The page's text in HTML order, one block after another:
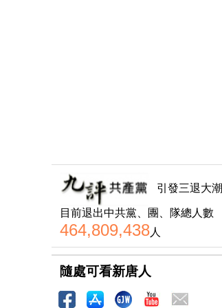
引發三退大潮
目前退出中共黨、團、隊總人數
464,809,438人
隨處可看新唐人